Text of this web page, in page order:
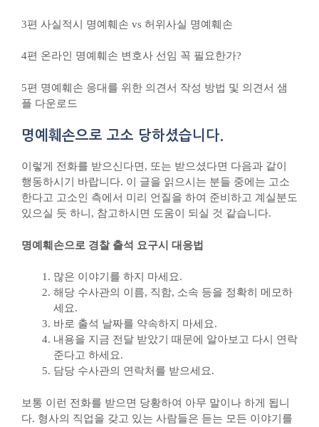
3편 사실적시 명예훼손 vs 허위사실 명예훼손
4편 온라인 명예훼손 변호사 선임 꼭 필요한가?
5편 명예훼손 응대를 위한 의견서 작성 방법 및 의견서 샘
플 다운로드
명예훼손으로 고소 당하셨습니다.
이렇게 전화를 받으신다면, 또는 받으셨다면 다음과 같이
행동하시기 바랍니다. 이 글을 읽으시는 분들 중에는 고소
한다고 고소인 측에서 미리 언질을 하여 준비하고 계실분도
있으실 듯 하니, 참고하시면 도움이 되실 것 같습니다.
명예훼손으로 경찰 출석 요구시 대응법
많은 이야기를 하지 마세요.
해당 수사관의 이름, 직함, 소속 등을 정확히 메모하
세요.
바로 출석 날짜를 약속하지 마세요.
내용을 지금 전달 받았기 때문에 알아보고 다시 연락
준다고 하세요.
담당 수사관의 연락처를 받으세요.
보통 이런 전화를 받으면 당황하여 아무 말이나 하게 됩니
다. 형사의 직업을 갖고 있는 사람들은 듣는 모든 이야기를